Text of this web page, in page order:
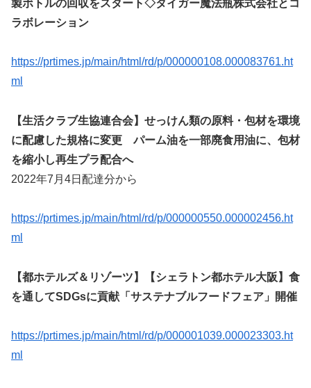
製ボトルの回収をスタート◇タイガー魔法瓶株式会社とコ
ラボレーション
https://prtimes.jp/main/html/rd/p/000000108.000083761.ht
ml
【生活クラブ生協連合会】せっけん類の原料・包材を環境
に配慮した規格に変更 パーム油を一部廃食用油に、包材
を縮小し再生プラ配合へ
2022年7月4日配達分から
https://prtimes.jp/main/html/rd/p/000000550.000002456.ht
ml
【都ホテルズ＆リゾーツ】【シェラトン都ホテル大阪】食
を通してSDGsに貢献「サステナブルフードフェア」開催
https://prtimes.jp/main/html/rd/p/000001039.000023303.ht
ml